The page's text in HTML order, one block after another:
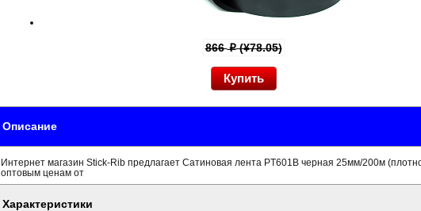
866p(¥78.05)
Описание
Интернет магазин Stick-Rib предлагает Сатиновая лента PT601B черная 25мм/200м
оптовым ценам от
Характеристики